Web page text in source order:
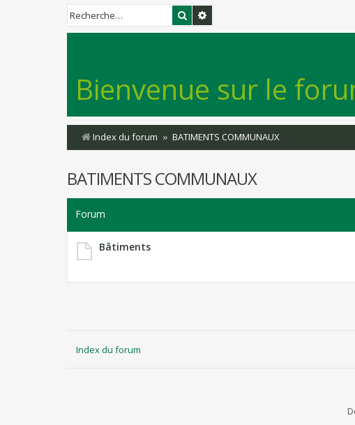
Rechercher
Bienvenue sur le
Index du forum BATIMENTS COMMUNAUX
BATIMENTS COMMUNAUX
Forum
Bâtiments
Index du forum